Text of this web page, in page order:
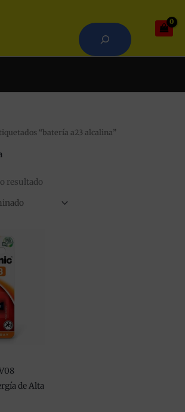
“batería a23 alcalina”
resultado
de Alta